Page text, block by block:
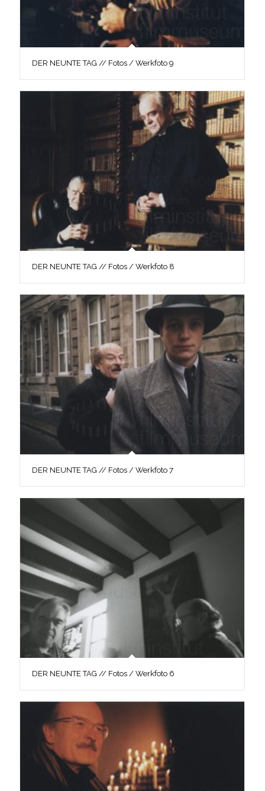
DER NEUNTE TAG // Fotos / Werkfoto 9
DER NEUNTE TAG // Fotos / Werkfoto 8
DER NEUNTE TAG // Fotos / Werkfoto 7
DER NEUNTE TAG // Fotos / Werkfoto 6